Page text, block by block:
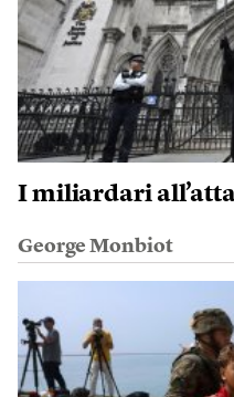
I miliardari
George Monbiot